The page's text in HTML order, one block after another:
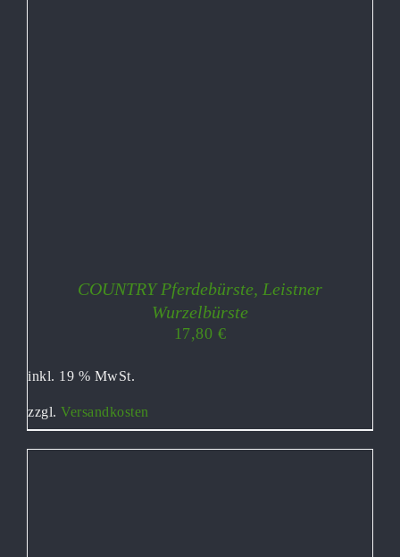
COUNTRY Pferdebürste, Leistner
Wurzelbürste
17,80 €
inkl. 19 % MwSt.
zzgl. Versandkosten